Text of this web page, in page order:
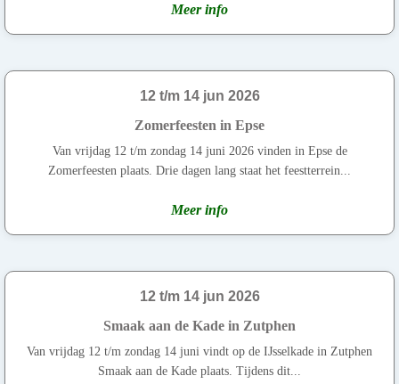
Meer info
12 t/m 14 jun 2026
Zomerfeesten in Epse
Van vrijdag 12 t/m zondag 14 juni 2026 vinden in Epse de
Zomerfeesten plaats. Drie dagen lang staat het feestterrein...
Meer info
12 t/m 14 jun 2026
Smaak aan de Kade in Zutphen
Van vrijdag 12 t/m zondag 14 juni vindt op de IJsselkade in Zutphen
Smaak aan de Kade plaats. Tijdens dit...